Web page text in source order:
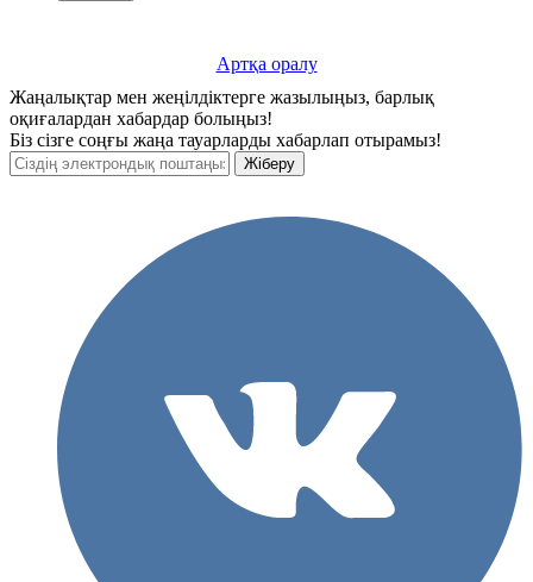
Артқа оралу
Жаңалықтар мен жеңілдіктерге жазылыңыз, барлық
оқиғалардан хабардар болыңыз!
Біз сізге соңғы жаңа тауарларды хабарлап отырамыз!